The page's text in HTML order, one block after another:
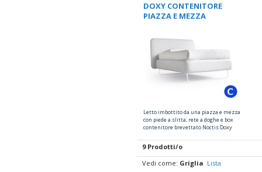
DOXY CONTENITORE
PIAZZA E MEZZA
Letto imbottito da una piazza e mezza
con piede a slitta, rete a doghe e box
contenitore brevettato Noctis Doxy
9 Prodotti/o
Vedi come: Griglia Lista